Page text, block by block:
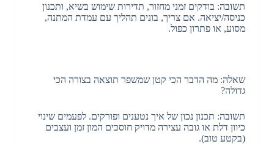
תשובה: בודקים זמני מחזור, תדירות שימוש בשיא, ותכנון
כניסה/יציאה. אם צריך, בונים תהליך עם עמדת המתנה,
מסוע, או פתרון כפול.
שאלה: מה הדבר הכי קטן שמשפר תוצאה בצורה הכי
גדולה?
תשובה: תכנון נכון של איך נטענים ופורקים. לפעמים שינוי
כיוון דלת או גובה עצירה מדויק חוסכים המון זמן ועצבים
(בקטע טוב).